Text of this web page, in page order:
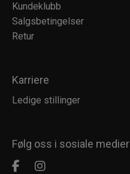
Kundeklubb
Salgsbetingelser
Retur
Karriere
Ledige stillinger
Følg oss i sosiale medier